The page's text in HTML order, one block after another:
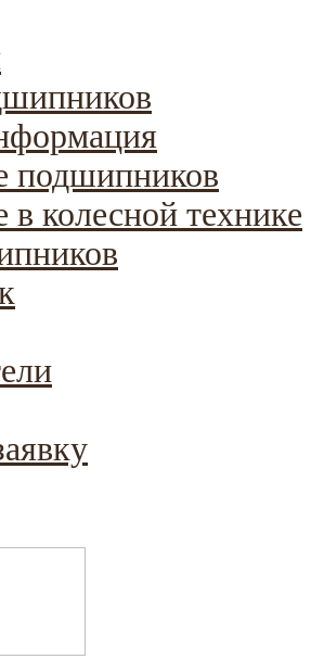
подшипников
колесной технике